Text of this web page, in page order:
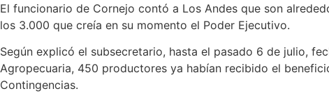
El funcionario de Cornejo contó a Los Andes que son
los 3.000 que creía en su momento el Poder Ejecutivo.
Según explicó el subsecretario, hasta el pasado 6 de julio,
Agropecuaria, 450 productores ya habían recibido el
Contingencias.